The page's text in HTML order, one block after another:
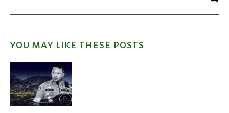
YOU MAY LIKE THESE POSTS